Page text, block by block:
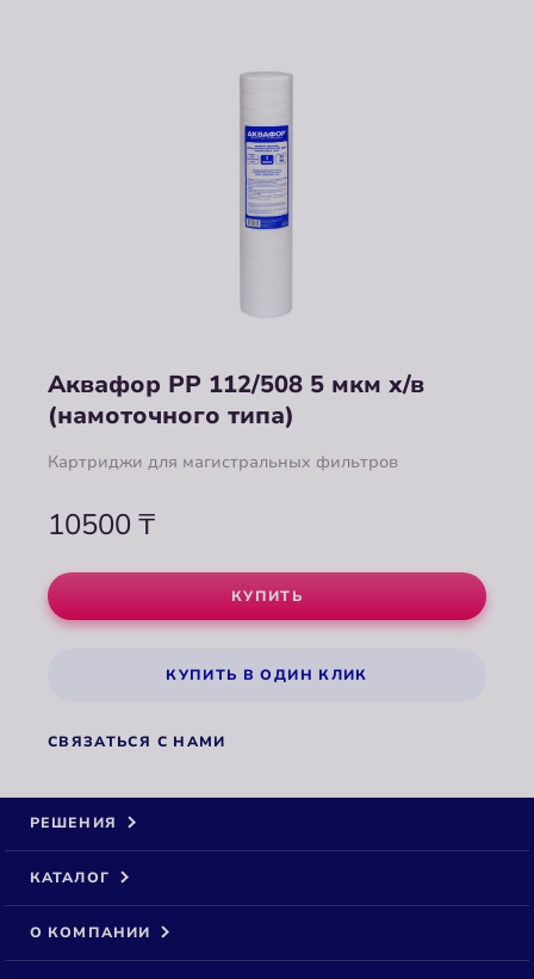
Аквафор РР 112/508 5 мкм х/в
(намоточного типа)
Картриджи для магистральных фильтров
10500₸
КУПИТЬ
КУПИТЬ В ОДИН КЛИК
СВЯЗАТЬСЯ С НАМИ
РЕШЕНИЯ
КАТАЛОГ
О КОМПАНИИ